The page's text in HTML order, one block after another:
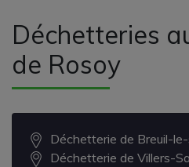
Déchetteries
de Rosoy
Déchetterie de Breuil-
Déchetterie de Villers-